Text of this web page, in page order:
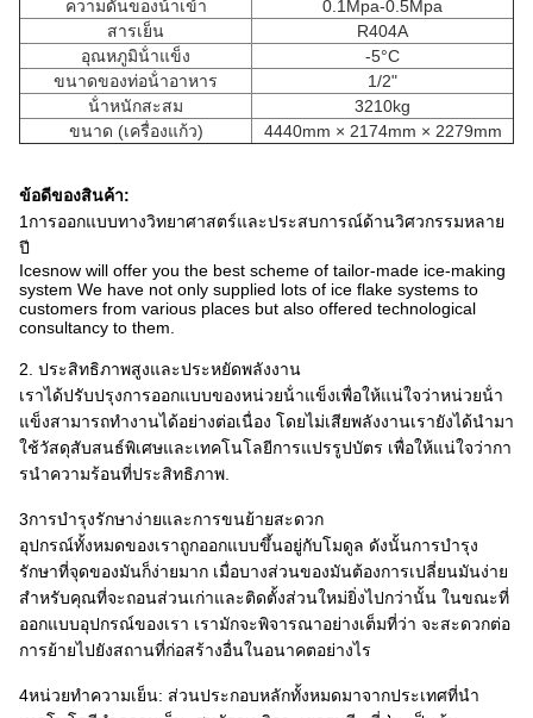
ความดันของน้ําเข้า
0.1Mpa-0.5Mpa
สารเย็น
R404A
อุณหภูมิน้ําแข็ง
-5°C
ขนาดของท่อน้ําอาหาร
1/2"
น้ําหนักสะสม
3210kg
ขนาด (เครื่องแก้ว)
4440mm × 2174mm × 2279mm
ข้อดีของสินค้า:
1การออกแบบทางวิทยาศาสตร์และประสบการณ์ด้านวิศวกรรมหลาย
ปี
Icesnow will offer you the best scheme of tailor-made ice-making
system We have not only supplied lots of ice flake systems to
customers from various places but also offered technological
consultancy to them.
2. ประสิทธิภาพสูงและประหยัดพลังงาน
เราได้ปรับปรุงการออกแบบของหน่วยน้ําแข็งเพื่อให้แน่ใจว่าหน่วยน้ํา
แข็งสามารถทํางานได้อย่างต่อเนื่อง โดยไม่เสียพลังงานเรายังได้นํามา
ใช้วัสดุสับสนธ์พิเศษและเทคโนโลยีการแปรรูปบัตร เพื่อให้แน่ใจว่ากา
รนําความร้อนที่ประสิทธิภาพ.
3การบํารุงรักษาง่ายและการขนย้ายสะดวก
อุปกรณ์ทั้งหมดของเราถูกออกแบบขึ้นอยู่กับโมดูล ดังนั้นการบํารุง
รักษาที่จุดของมันก็ง่ายมาก เมื่อบางส่วนของมันต้องการเปลี่ยนมันง่าย
สําหรับคุณที่จะถอนส่วนเก่าและติดตั้งส่วนใหม่ยิ่งไปกว่านั้น ในขณะที่
ออกแบบอุปกรณ์ของเรา เรามักจะพิจารณาอย่างเต็มที่ว่า จะสะดวกต่อ
การย้ายไปยังสถานที่ก่อสร้างอื่นในอนาคตอย่างไร
4หน่วยทําความเย็น: ส่วนประกอบหลักทั้งหมดมาจากประเทศที่นํา